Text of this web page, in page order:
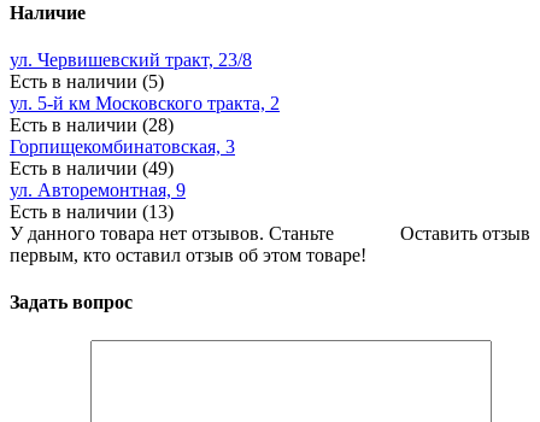
Наличие
ул. Червишевский тракт, 23/8
Есть в наличии (5)
ул. 5-й км Московского тракта, 2
Есть в наличии (28)
Горпищекомбинатовская, 3
Есть в наличии (49)
ул. Авторемонтная, 9
Есть в наличии (13)
Оставить отзыв
У данного товара нет отзывов. Станьте
первым, кто оставил отзыв об этом товаре!
Задать вопрос